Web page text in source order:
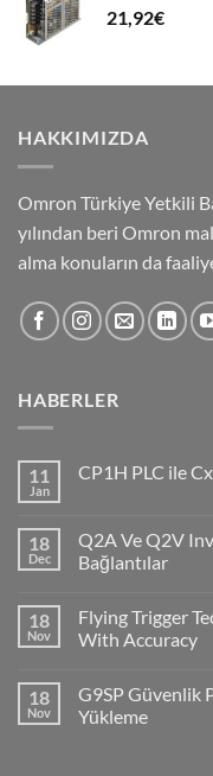
21,92€
HAKKIMIZDA
Omron Türkiye Yetkili
yılından beri Omron
alma konuların da
HABERLER
11
Jan
CP1H PLC ile
CP1H
PLC
ile
Haberleşmesi
18
Dec
Q2A Ve Q2V
Bağlantılar
on
Q2A
Ve
NPN/PNP
Giriş
Bağlantılar
18
Nov
Flying Trigger
With Accuracy
on
Flying
Trigger
18
Nov
G9SP Güvenlik
Yükleme